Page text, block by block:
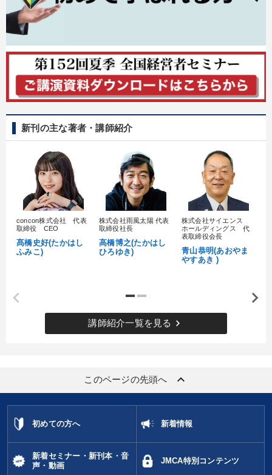
新刊の主な著者・講師紹介
concon株式会社 代表
取締役 CEO
髙橋史好(たかはし
ふみこ)
株式会社雨風太陽 代表
取締役社長
高橋博之(たかはし
ひろゆき)
株式会社サイエンス
ホールディングス 代
表取締役会長
青山恭明(あおやま
やすあき )
講師紹介一覧を見る keyboard_arrow_right
このページの先頭へ keyboard_arrow_up
初めての方へ 新着情報
新着セミナー・新刊本・音
声・動画
JMCA特別コンテンツ